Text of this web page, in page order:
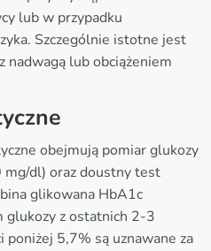
lub w przypadku
Szczególnie istotne jest
nadwagą lub obciążeniem
obejmują pomiar glukozy
mg/dl) oraz doustny test
glikowana HbA1c
glukozy z ostatnich 2-3
poniżej 5,7% są uznawane za